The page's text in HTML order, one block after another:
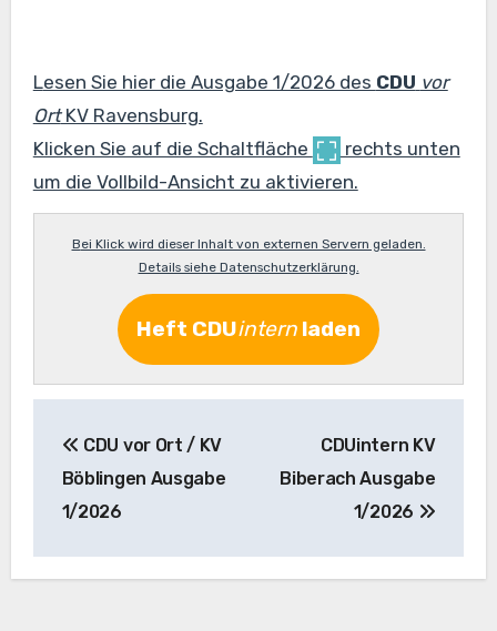
Lesen Sie hier die Ausgabe 1/2026 des CDU vor
OrtKV Ravensburg.
Klicken Sie auf die Schaltfläche
rechts unten
um die Vollbild-Ansicht zu aktivieren.
Bei Klick wird dieser Inhalt von externen Servern geladen.
Details siehe Datenschutzerklärung.
Heft CDUintern laden
CDU vor Ort / KV
Böblingen Ausgabe
1/2026
CDUintern KV
Biberach Ausgabe
1/2026